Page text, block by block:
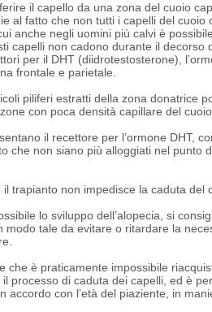
il capello da una zona del cuoio
al fatto che non tutti i capelli del
anche negli uomini più calvi è
capelli non cadono durante il decorso
per il DHT (diidrotestosterone),
frontale e parietale.
piliferi estratti della zona donatrice
con poca densità capillare del
il recettore per l’ormone DHT,
che non siano più alloggiati nel punto
trapianto non impedisce la caduta del
lo sviluppo dell’alopecia, si
tale da evitare o ritardare la
che è praticamente impossibile
processo di caduta dei capelli, ed è
accordo con l’età del piaziente, in